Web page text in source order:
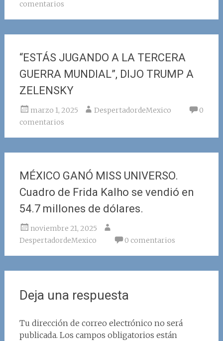
comentarios
“ESTÁS JUGANDO A LA TERCERA
GUERRA MUNDIAL”, DIJO TRUMP A
ZELENSKY
marzo 1, 2025 DespertadordeMexico
0
comentarios
MÉXICO GANÓ MISS UNIVERSO.
Cuadro de Frida Kalho se vendió en
54.7 millones de dólares.
noviembre 21, 2025
DespertadordeMexico
0 comentarios
Deja una respuesta
Tu dirección de correo electrónico no será
publicada. Los campos obligatorios están